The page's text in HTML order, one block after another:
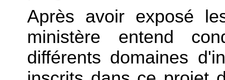
Après avoir exposé
ministère entend
différents domaines